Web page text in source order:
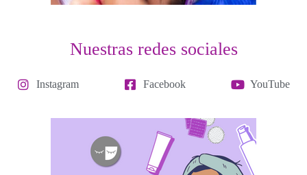
Nuestras redes sociales
Instagram Facebook YouTube